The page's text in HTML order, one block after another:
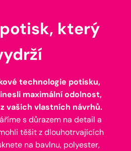
který
technologie potisku,
maximální odolnost,
vašich vlastních návrhů.
s důrazem na detail a
těšit z dlouhotrvajících
na bavlnu, polyester,